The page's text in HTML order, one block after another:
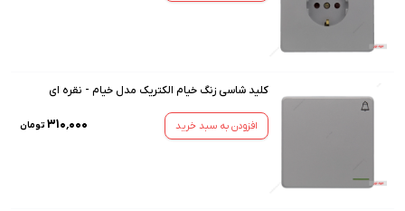
کلید شاسی زنگ خیام الکتریک مدل خیام - نقره ای
افزودن به سبد خرید ۳۱۰٬۰۰۰ تومان